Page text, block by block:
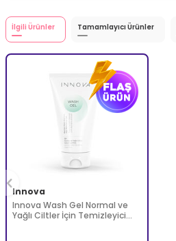
İlgili Ürünler Tamamlayıcı Ürünler
Innova
Innova Wash Gel Normal ve
Yağlı Ciltler İçin Temizleyici